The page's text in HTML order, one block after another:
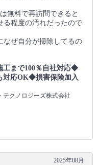
無料で再訪問できると
る程度の汚れだったので
なぜ自分が掃除してるの
まで100％自社対応◆
対応OK◆損害保険加入
テクノロジーズ株式会社
2025年08月